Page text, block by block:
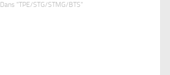
Dans "TPE/STG/STMG/BTS"